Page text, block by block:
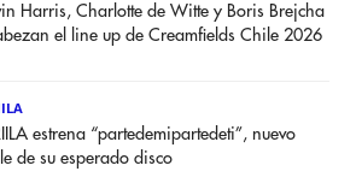
Harris, Charlotte de Witte y Boris Brejcha
el line up de Creamfields Chile 2026
estrena “partedemipartedeti”, nuevo
de su esperado disco